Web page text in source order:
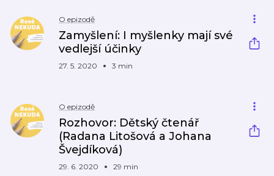
O epizodě
Zamyšlení: I myšlenky mají své
vedlejší účinky​
27. 5. 2020 3 min
O epizodě
Rozhovor: Dětský čtenář
(Radana Litošová a Johana
Švejdíková)
29. 6. 2020 29 min